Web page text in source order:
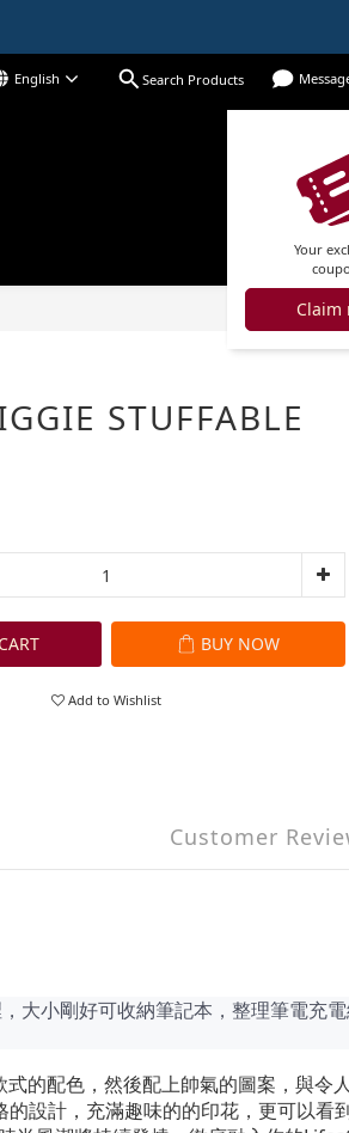
English Search Products
Your
Claim
STUFFABLE
BUY NOW
Add to Wishlist
Customer
大小剛好可收納筆記本，整理筆電充
式的配色，然後配上帥氣的圖案，與令
設計，充滿趣味的的印花，更可以看